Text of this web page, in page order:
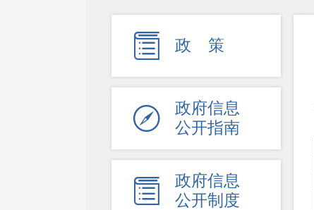
 政 策

政府信息
公开指南

政府信息
公开制度